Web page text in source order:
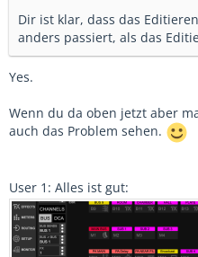
Dir ist klar, dass das
anders passiert, als das
Yes.
Wenn du da oben jetzt aber
auch das Problem sehen.
User 1: Alles ist gut: